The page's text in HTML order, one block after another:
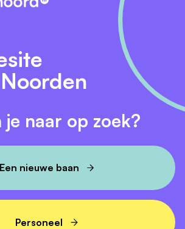
naar op zoek?
Een nieuwe baan
Personeel